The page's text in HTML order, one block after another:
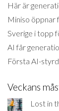
Här är
Miniso öppnar
Sverige i topp
AI får
Första AI-
Veckans
Lost in